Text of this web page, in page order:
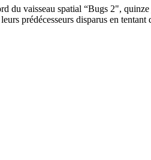
du vaisseau spatial “Bugs 2",
prédécesseurs disparus en